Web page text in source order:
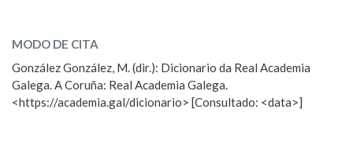
LIMPAR BUSCA
ESCOLLE UNHA OPCIÓN:
Observación Hai un erro na palabra
Propoño mellorar a definición
MODO DE CITA
González González, M. (dir.): Dicionario da Real Academia
Galega. A Coruña: Real Academia Galega.
<https://academia.gal/dicionario> [Consultado: <data>]